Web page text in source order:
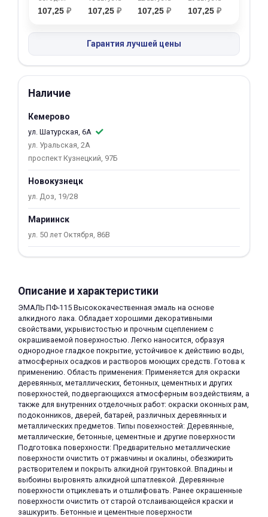
107,25 ₽ 107,25 ₽ 107,25 ₽ 107,25 ₽
Гарантия лучшей цены
Наличие
Кемерово
ул. Шатурская, 6А
ул. Уральская, 2А
проспект Кузнецкий, 97Б
Новокузнецк
ул. Доз, 19/28
Мариинск
ул. 50 лет Октября, 86В
Описание и характеристики
ЭМАЛЬ ПФ-115 Высококачественная эмаль на основе
алкидного лака. Обладает хорошими декоративными
свойствами, укрывистостью и прочным сцеплением с
окрашиваемой поверхностью. Легко наносится, образуя
однородное гладкое покрытие, устойчивое к действию воды,
атмосферных осадков и растворов моющих средств. Готова к
применению. Область применения: Применяется для окраски
деревянных, металлических, бетонных, цементных и других
поверхностей, подвергающихся атмосферным воздействиям, а
также для внутренних отделочных работ: окраски оконных рам,
подоконников, дверей, батарей, различных деревянных и
металлических предметов. Типы повехностей: Деревянные,
металлические, бетонные, цементные и другие поверхности
Подготовка поверхности: Предварительно металлические
поверхности очистить от ржавчины и окалины, обезжирить
растворителем и покрыть алкидной грунтовкой. Впадины и
выбоины выровнять алкидной шпатлевкой. Деревянные
поверхности отциклевать и отшлифовать. Ранее окрашенные
поверхности очистить от старой отслаивающейся краски и
зашкурить. Бетонные и цементные поверхности
об оплате Плайтом
25
недели
раз в 2 недели
Остались вопросы?